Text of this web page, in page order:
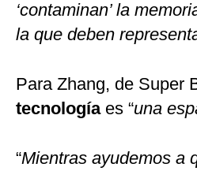
‘contaminan’ la
la que deben
Para Zhang, de Super
tecnología es “una
“Mientras ayudemos a